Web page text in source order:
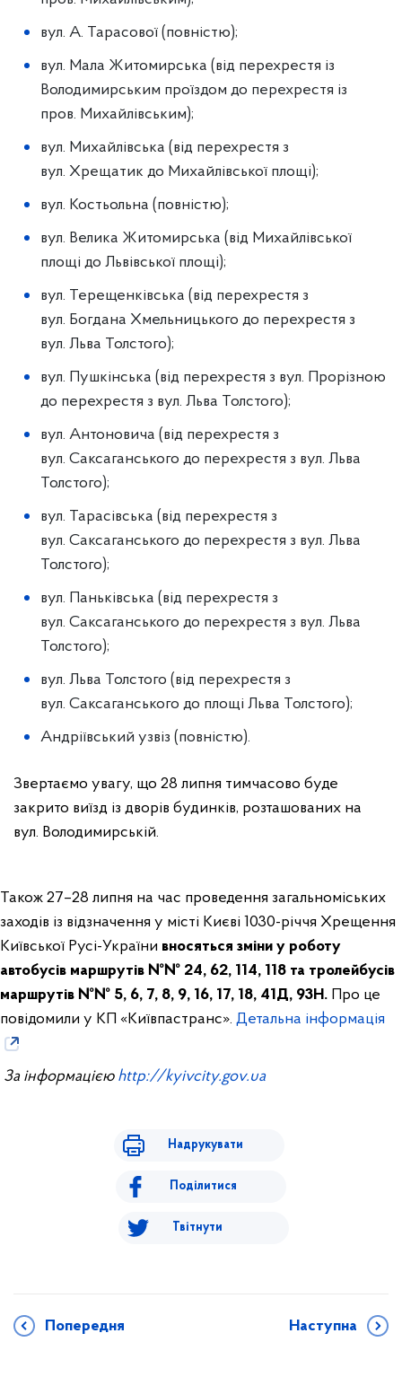
вул. А. Тарасової (повністю);
вул. Мала Житомирська (від перехрестя із
Володимирським проїздом до перехрестя із
пров. Михайлівським);
вул. Михайлівська (від перехрестя з
вул. Хрещатик до Михайлівської площі);
вул. Костьольна (повністю);
вул. Велика Житомирська (від Михайлівської
площі до Львівської площі);
вул. Терещенківська (від перехрестя з
вул. Богдана Хмельницького до перехрестя з
вул. Льва Толстого);
вул. Пушкінська (від перехрестя з вул. Прорізною
до перехрестя з вул. Льва Толстого);
вул. Антоновича (від перехрестя з
вул. Саксаганського до перехрестя з вул. Льва
Толстого);
вул. Тарасівська (від перехрестя з
вул. Саксаганського до перехрестя з вул. Льва
Толстого);
вул. Паньківська (від перехрестя з
вул. Саксаганського до перехрестя з вул. Льва
Толстого);
вул. Льва Толстого (від перехрестя з
вул. Саксаганського до площі Льва Толстого);
Андріївський узвіз (повністю).
Звертаємо увагу, що 28 липня тимчасово буде
закрито виїзд із дворів будинків, розташованих на
вул. Володимирській.
Також 27–28 липня на час проведення загальноміських
заходів із відзначення у місті Києві 1030-річчя Хрещення
Київської Русі-України вносяться зміни у роботу
автобусів маршрутів №№ 24, 62, 114, 118 та тролейбусів
маршрутів №№ 5, 6, 7, 8, 9, 16, 17, 18, 41Д, 93Н. Про це
повідомили у КП «Київпастранс». Детальна інформація
За інформацією http://kyivcity.gov.ua
Надрукувати
Поділитися
Твітнути
Попередня Наступна